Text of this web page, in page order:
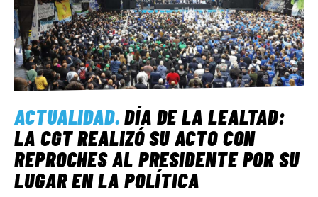
ACTUALIDAD.DÍA DE LA LEALTAD:
LA CGT REALIZÓ SU ACTO CON
REPROCHES AL PRESIDENTE POR SU
LUGAR EN LA POLÍTICA